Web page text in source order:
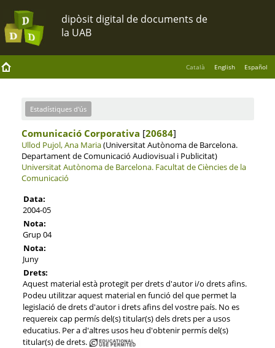
Català English Español
Estadístiques d'ús
Comunicació Corporativa [20684]
Ullod Pujol, Ana Maria(Universitat Autònoma de Barcelona.
Departament de Comunicació Audiovisual i Publicitat)
Universitat Autònoma de Barcelona. Facultat de Ciències de la
Comunicació
Data:
2004-05
Nota:
Grup 04
Nota:
Juny
Drets:
Aquest material està protegit per drets d'autor i/o drets afins.
Podeu utilitzar aquest material en funció del que permet la
legislació de drets d'autor i drets afins del vostre país. No es
requereix cap permís del(s) titular(s) dels drets per a usos
educatius. Per a d'altres usos heu d'obtenir permís del(s)
titular(s) de drets.